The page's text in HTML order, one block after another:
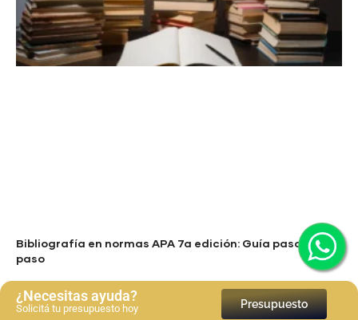
¿Necesitas ayuda?
Solicitá tu presupuesto hoy Presupuesto
Bibliografía en normas APA 7a edición: Guía paso a
paso